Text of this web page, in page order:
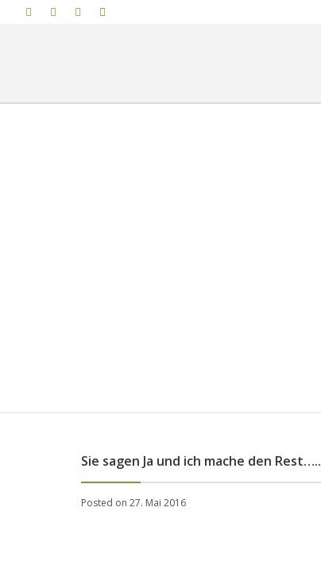
Sie sagen Ja und ich mache den Rest…..
Posted on 27. Mai 2016